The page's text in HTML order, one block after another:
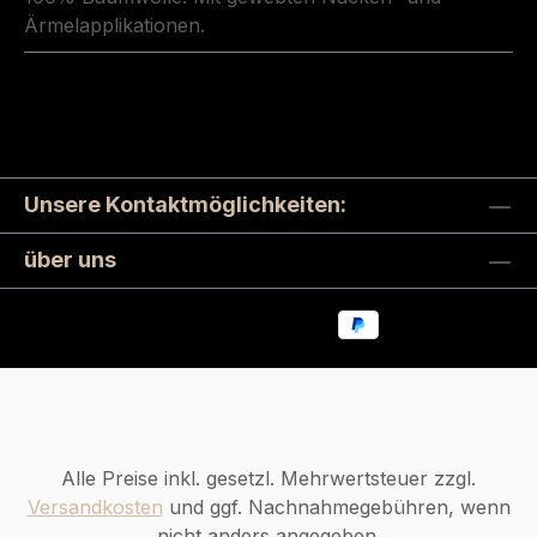
Ärmelapplikationen.
Unsere Kontaktmöglichkeiten:
über uns
Alle Preise inkl. gesetzl. Mehrwertsteuer zzgl.
Versandkosten und ggf. Nachnahmegebühren, wenn